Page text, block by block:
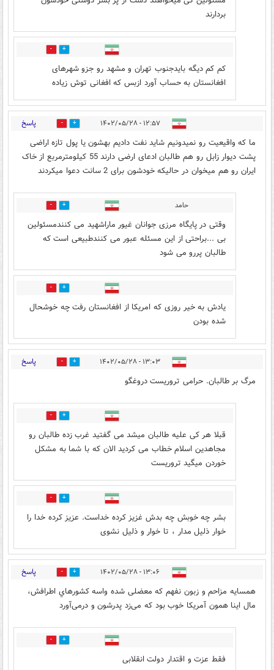
بردارند
0
کم کم دیگه بایدجنوب تهران و مشهد رو جزو شهرهای
افغانستان به حساب آورد ازبس که افغانی توش زیاده
۱۲:۵۷ - ۱۴۰۲/۰۵/۲۸ 55 پاسخ
ما که واقیعیت رو نمیدونیم شاید نفت دادیم بهشون یا پول تازه اراضی
پشت دیوار زابل رو هم طالبان ادعای ارضی دارند 55 کیلومترمربع از خاک
ایران رو هم میخوان در حالیکه خودشون برای 2 سانت دعوا میکردند
حامد 32
وقتی در پایگاه مرزی جوانان غیور ماراشهید می کنندمسئولین
بی ...براحتی از این مسئله عبور می کنندطبیعی است که
طالبان پررو می شود
4
یادش به خیر روزی که امریکا از افغانستان رفت چه خوشحال
شده بودن
۱۳:۰۳ - ۱۴۰۲/۰۵/۲۸ 50 پاسخ
مرگ بر طالبان. حرامی تروریست دروغگو
3
قبلا هر کی علیه طالبان میشد می گفتید غرب زده طالبان رو
مجاهدین اسلام خطاب می کردید الان که با شما به مشکل
خوردن میگید تروریست
2
بشر چه خوبش چه بدش غزیز کرده خداست. عزیز کرده خدا را
خوار ذلیل مدار ، تا خوار و ذلیل نشوی
۱۳:۰۶ - ۱۴۰۲/۰۵/۲۸ 58 پاسخ
همسایه مزاحم و زبون نفهم که معضلی شده‌ واسه کشورهاي اطرافش،
مال اینا همون آمریکا خوب بود که می‌زد پدرشون و درمی‌آورد
15
فقط عزت و اقتدار دولت انقلابی